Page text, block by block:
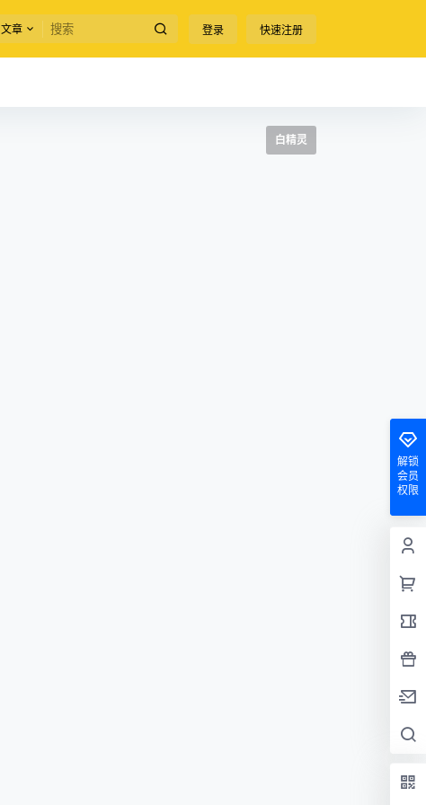
文章 登录 快速注册
白精灵
解锁
会员
权限